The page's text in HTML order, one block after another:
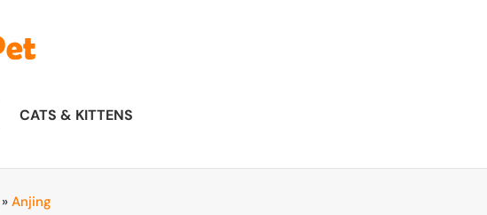
CATS & KITTENS
»Anjing